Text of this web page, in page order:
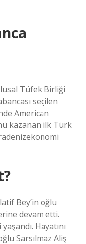
Tüfek Birliği
seçilen
American
kazanan ilk Türk
Bey’in oğlu
devam etti.
Hayatını
Sarsılmaz Aliş